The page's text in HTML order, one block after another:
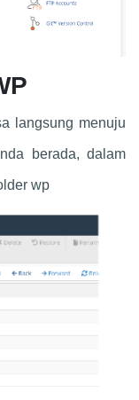
langsung menuju
berada, dalam
wp